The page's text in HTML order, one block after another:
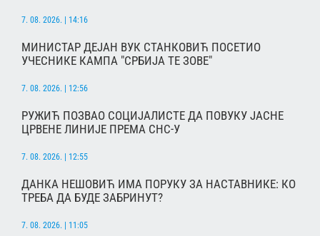
7. 08. 2026. | 14:16
МИНИСТАР ДЕЈАН ВУК СТАНКОВИЋ ПОСЕТИО
УЧЕСНИКЕ КАМПА "СРБИЈА ТЕ ЗОВЕ"
7. 08. 2026. | 12:56
РУЖИЋ ПОЗВАО СОЦИЈАЛИСТЕ ДА ПОВУКУ ЈАСНЕ
ЦРВЕНЕ ЛИНИЈЕ ПРЕМА СНС-У
7. 08. 2026. | 12:55
ДАНКА НЕШОВИЋ ИМА ПОРУКУ ЗА НАСТАВНИКЕ: КО
ТРЕБА ДА БУДЕ ЗАБРИНУТ?
7. 08. 2026. | 11:05